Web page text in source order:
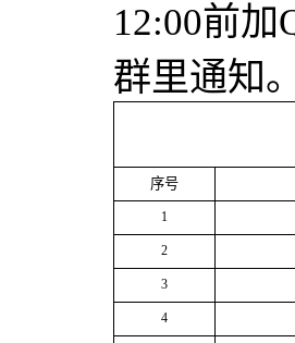
12:00前加
群里通知
序号
1
2
3
4